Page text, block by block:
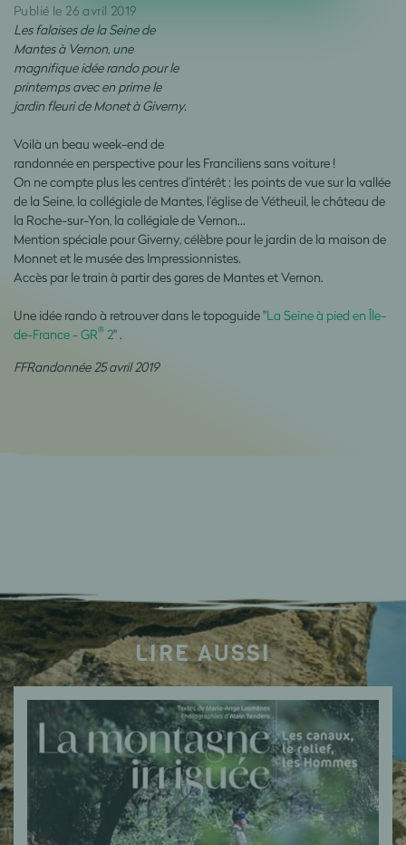
Publié le 26 avril 2019
Les falaises de la Seine de
Mantes à Vernon, une
magnifique idée rando pour le
printemps avec en prime le
jardin fleuri de Monet à Giverny.
Voilà un beau week-end de
randonnée en perspective pour les Franciliens sans voiture !
On ne compte plus les centres d’intérêt : les points de vue sur la vallée
de la Seine, la collégiale de Mantes, l’église de Vétheuil, le château de
la Roche-sur-Yon, la collégiale de Vernon…
Mention spéciale pour Giverny, célèbre pour le jardin de la maison de
Monnet et le musée des Impressionnistes.
Accès par le train à partir des gares de Mantes et Vernon.
Une idée rando à retrouver dans le topoguide "La Seine à pied en Île-
de-France - GR® 2" .
FFRandonnée 25 avril 2019
LIRE AUSSI